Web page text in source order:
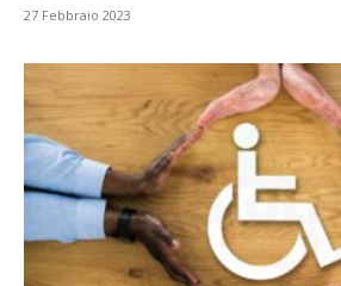
27 Febbraio 2023